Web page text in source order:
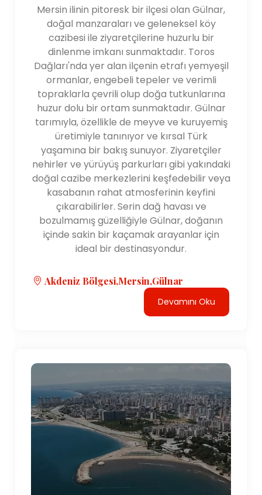
Mersin ilinin pitoresk bir ilçesi olan Gülnar,
doğal manzaraları ve geleneksel köy
cazibesi ile ziyaretçilerine huzurlu bir
dinlenme imkanı sunmaktadır. Toros
Dağları'nda yer alan ilçenin etrafı yemyeşil
ormanlar, engebeli tepeler ve verimli
topraklarla çevrili olup doğa tutkunlarına
huzur dolu bir ortam sunmaktadır. Gülnar
tarımıyla, özellikle de meyve ve kuruyemiş
üretimiyle tanınıyor ve kırsal Türk
yaşamına bir bakış sunuyor. Ziyaretçiler
nehirler ve yürüyüş parkurları gibi yakındaki
doğal cazibe merkezlerini keşfedebilir veya
kasabanın rahat atmosferinin keyfini
çıkarabilirler. Serin dağ havası ve
bozulmamış güzelliğiyle Gülnar, doğanın
içinde sakin bir kaçamak arayanlar için
ideal bir destinasyondur.
Akdeniz Bölgesi,Mersin,Gülnar
Devamını Oku